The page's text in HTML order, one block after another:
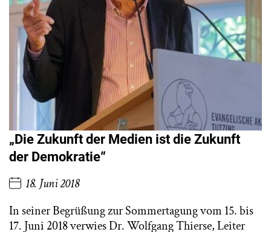
„Die Zukunft der Medien ist die Zukunft
der Demokratie“
18. Juni 2018
In seiner Begrüßung zur Sommertagung vom 15. bis
17. Juni 2018 verwies Dr. Wolfgang Thierse, Leiter